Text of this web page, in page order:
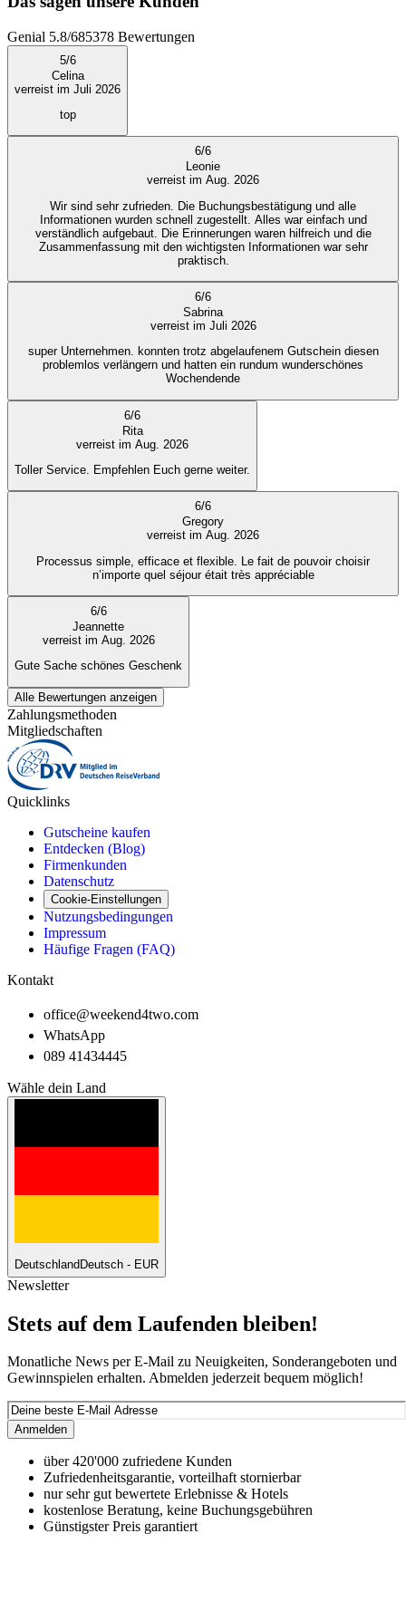
Genial 5.8/685378 Bewertungen
5/6
Celina
verreist im Juli 2026
top
6/6
Leonie
verreist im Aug. 2026
Wir sind sehr zufrieden. Die Buchungsbestätigung und alle
Informationen wurden schnell zugestellt. Alles war einfach und
verständlich aufgebaut. Die Erinnerungen waren hilfreich und die
Zusammenfassung mit den wichtigsten Informationen war sehr
praktisch.
6/6
Sabrina
verreist im Juli 2026
super Unternehmen. konnten trotz abgelaufenem Gutschein diesen
problemlos verlängern und hatten ein rundum wunderschönes
Wochendende
6/6
Rita
verreist im Aug. 2026
Toller Service. Empfehlen Euch gerne weiter.
6/6
Gregory
verreist im Aug. 2026
Processus simple, efficace et flexible. Le fait de pouvoir choisir
n’importe quel séjour était très appréciable
6/6
Jeannette
verreist im Aug. 2026
Gute Sache schönes Geschenk
Alle Bewertungen anzeigen
Zahlungsmethoden
Mitgliedschaften
Quicklinks
Gutscheine kaufen
Entdecken (Blog)
Firmenkunden
Datenschutz
Cookie-Einstellungen
Nutzungsbedingungen
Impressum
Häufige Fragen (FAQ)
Kontakt
office@weekend4two.com
WhatsApp
089 41434445
Wähle dein Land
DeutschlandDeutsch - EUR
Newsletter
Stets auf dem Laufenden bleiben!
Monatliche News per E-Mail zu Neuigkeiten, Sonderangeboten und
Gewinnspielen erhalten. Abmelden jederzeit bequem möglich!
Anmelden
über 420'000 zufriedene Kunden
Zufriedenheitsgarantie, vorteilhaft stornierbar
nur sehr gut bewertete Erlebnisse & Hotels
kostenlose Beratung, keine Buchungsgebühren
Günstigster Preis garantiert